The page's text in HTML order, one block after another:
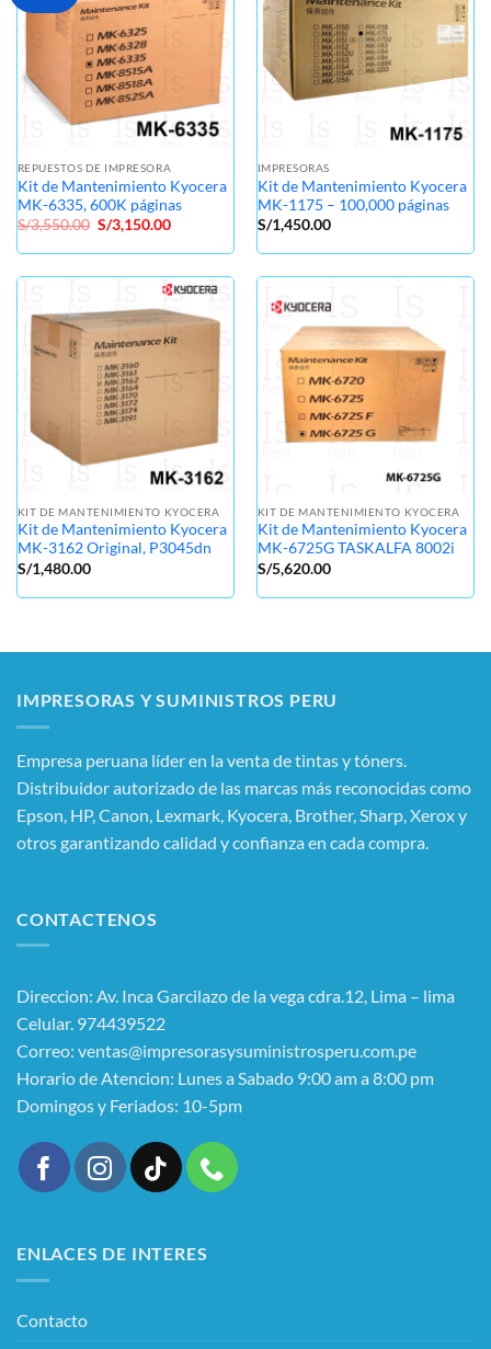
REPUESTOS DE IMPRESORA
Kit de Mantenimiento Kyocera
MK-6335, 600K páginas
S/3,550.00 El
precio
original
S/3,550.00.
S/3,150.00El
actual
S/3,150.00.
IMPRESORAS
Kit de Mantenimiento Kyocera
MK-1175 – 100,000 páginas
S/1,450.00
KIT DE MANTENIMIENTO KYOCERA
Kit de Mantenimiento Kyocera
MK-3162 Original, P3045dn
S/1,480.00
KIT DE MANTENIMIENTO KYOCERA
Kit de Mantenimiento Kyocera
MK-6725G TASKALFA 8002i
S/5,620.00
IMPRESORAS Y SUMINISTROS PERU
Empresa peruana líder en la venta de tintas y tóners.
Distribuidor autorizado de las marcas más reconocidas como
Epson, HP, Canon, Lexmark, Kyocera, Brother, Sharp, Xerox y
otros garantizando calidad y confianza en cada compra.
CONTACTENOS
Direccion: Av. Inca Garcilazo de la vega cdra.12, Lima – lima
Celular. 974439522
Correo: ventas@impresorasysuministrosperu.com.pe
Horario de Atencion: Lunes a Sabado 9:00 am a 8:00 pm
Domingos y Feriados: 10-5pm
ENLACES DE INTERES
Contacto